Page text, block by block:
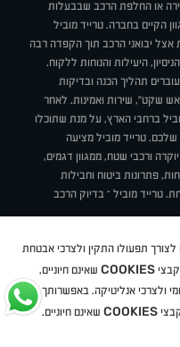
או החלפת הרכב שבבעלות
הקיים בחברה. טרייד מוביל
אצל יבואני הרכב תוך הקפדה רבה
היעילות והנוחות ללקוח.
תהליך הכנה ובדיקות
שקט", שירות ואמינות. לאחר
ברחבי הארץ, על מנת שתוכלו
טרייד מוביל מציעה
ורכבי שטח, ממגוון דגמים,
פתרונות ביטוח וחבילות
טרייד מוביל – בדיוק הרכב
איך זה עובד? דרושים
ניסאןטויוטהדאצ'יהפולקסווגןטסלהג'יפ
לצורך תפעולו התקין ולצרכי אבטחת
COOKIES שאינם חיוניים,
ולצרכי אנליטיקה. באפשרותך
COOKIES שאינם חיוניים.